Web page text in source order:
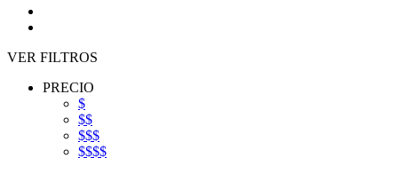
VER FILTROS
PRECIO
$
$$
$$$
$$$$